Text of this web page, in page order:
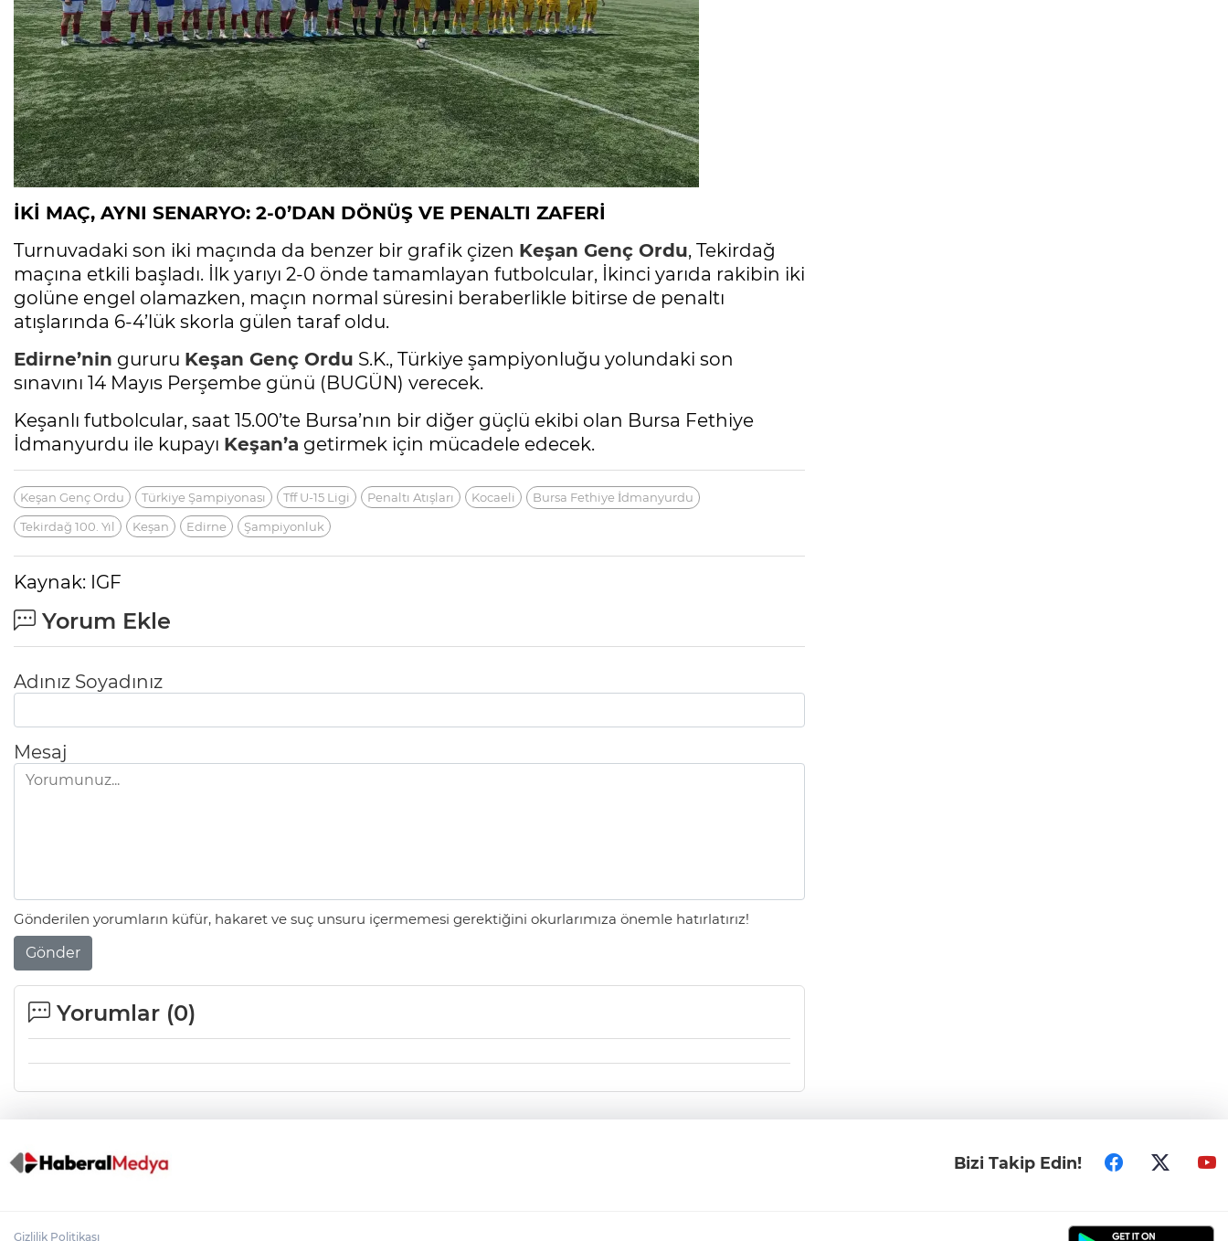
İKİ MAÇ, AYNI SENARYO: 2-0’DAN DÖNÜŞ VE PENALTI ZAFERİ
Turnuvadaki son iki maçında da benzer bir grafik çizen Keşan Genç Ordu, Tekirdağ
maçına etkili başladı. İlk yarıyı 2-0 önde tamamlayan futbolcular, İkinci yarıda rakibin iki
golüne engel olamazken, maçın normal süresini beraberlikle bitirse de penaltı
atışlarında 6-4’lük skorla gülen taraf oldu.
Edirne’nin gururu Keşan Genç Ordu S.K., Türkiye şampiyonluğu yolundaki son
sınavını 14 Mayıs Perşembe günü (BUGÜN) verecek.
Keşanlı futbolcular, saat 15.00’te Bursa’nın bir diğer güçlü ekibi olan Bursa Fethiye
İdmanyurdu ile kupayı Keşan’a getirmek için mücadele edecek.
Keşan Genç Ordu Türkiye Şampiyonası Tff U-15 Ligi Penaltı Atışları Kocaeli
Bursa Fethiye İdmanyurdu
Tekirdağ 100. Yıl
Keşan Edirne Şampiyonluk
Kaynak: IGF
Yorum Ekle
Adınız Soyadınız
Mesaj
Gönderilen yorumların küfür, hakaret ve suç unsuru içermemesi gerektiğini okurlarımıza önemle hatırlatırız!
Gönder
Yorumlar (0)
Bizi Takip Edin!
Gizlilik Politikası